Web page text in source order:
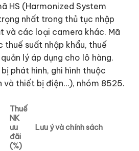
HS (Harmonized System
nhất trong thủ tục nhập
và các loại camera khác. Mã
thuế suất nhập khẩu, thuế
lý áp dụng cho lô hàng.
phát hình, ghi hình thuộc
và thiết bị điện…), nhóm 8525.
Thuế
NK
ưu
đãi
(%)
Lưu ý và chính sách